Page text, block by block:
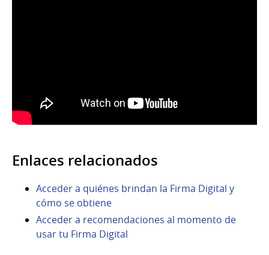
Enlaces relacionados
Acceder a quiénes brindan la Firma Digital y
cómo se obtiene
Acceder a recomendaciones al momento de
usar tu Firma Digital